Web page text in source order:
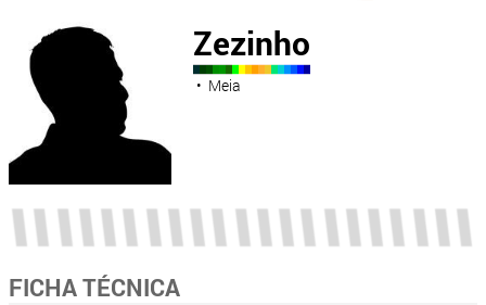
Zezinho
• Meia
FICHA TÉCNICA